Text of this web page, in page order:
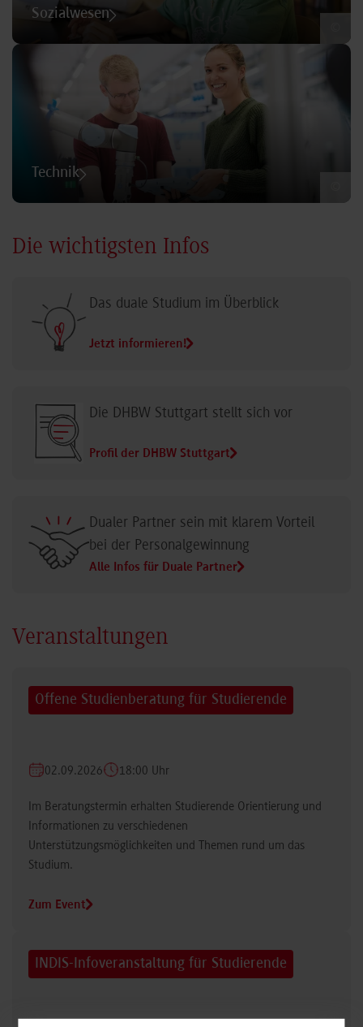
Sozialwesen
Technik
Die wichtigsten Infos
Das duale Studium im Überblick
Jetzt informieren!
Die DHBW Stuttgart stellt sich vor
Profil der DHBW Stuttgart
Dualer Partner sein mit klarem Vorteil
bei der Personalgewinnung
Alle Infos für Duale Partner
Veranstaltungen
Offene Studienberatung für Studierende
02.09.2026 18:00 Uhr
Im Beratungstermin erhalten Studierende Orientierung und
Informationen zu verschiedenen
Unterstützungsmöglichkeiten und Themen rund um das
Studium.
Zum Event
INDIS-Infoveranstaltung für Studierende